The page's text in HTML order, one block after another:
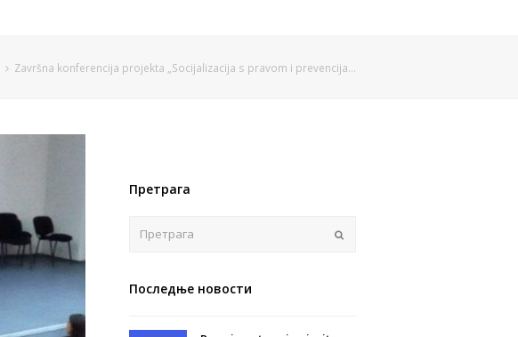
Završna konferencija projekta „Socijalizacija s pravom i prevencija…
Претрага
Последње новости